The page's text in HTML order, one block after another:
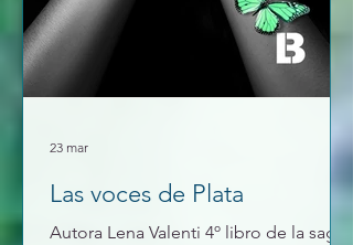
Las voces de Plata
Autora Lena Valenti 4º libro de la saga
23 mar